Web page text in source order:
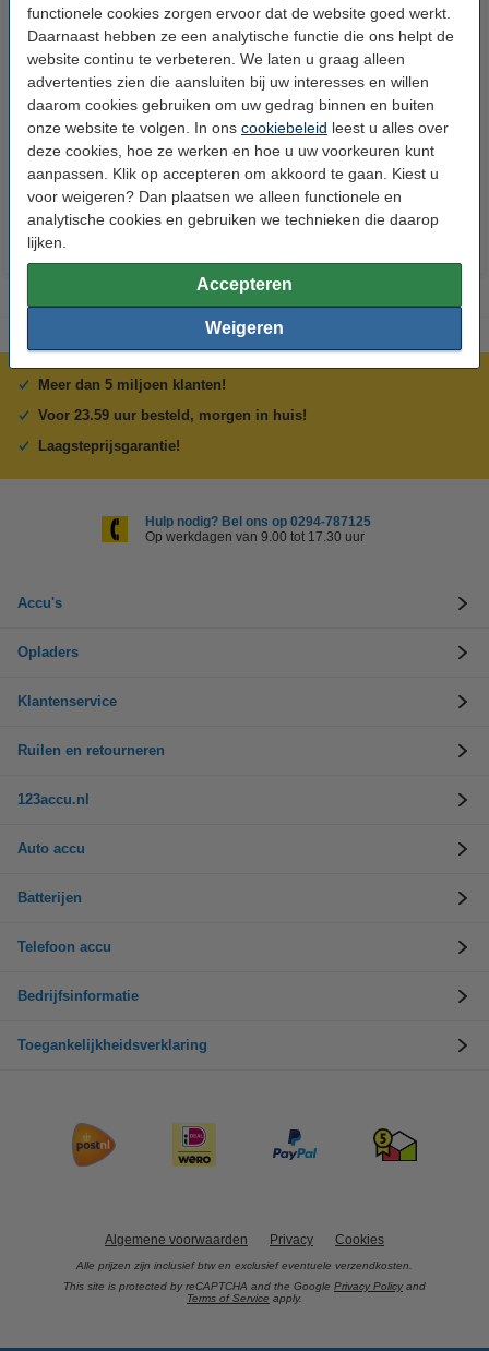
functionele cookies zorgen ervoor dat de website goed werkt.
Daarnaast hebben ze een analytische functie die ons helpt de
website continu te verbeteren. We laten u graag alleen
advertenties zien die aansluiten bij uw interesses en willen
daarom cookies gebruiken om uw gedrag binnen en buiten
onze website te volgen. In ons cookiebeleid leest u alles over
deze cookies, hoe ze werken en hoe u uw voorkeuren kunt
aanpassen. Klik op accepteren om akkoord te gaan. Kiest u
voor weigeren? Dan plaatsen we alleen functionele en
analytische cookies en gebruiken we technieken die daarop
lijken.
Accepteren
Weigeren
123accu Xtreme Power AAA /
MN2400 / LR03 alkaline batterij
€ 14,50 € 13,05
Inclusief 21%
BTW
123accu Xtreme Power
knoopcellen multipack
€ 5,95 € 5,36 Inclusief 21% BTW
Meer dan 5 miljoen klanten!
Voor 23.59 uur besteld, morgen in huis!
Laagsteprijsgarantie!
Hulp nodig? Bel ons op 0294-787125
Op werkdagen van 9.00 tot 17.30 uur
Accu's
Opladers
Klantenservice
Ruilen en retourneren
123accu.nl
Auto accu
Batterijen
Telefoon accu
Bedrijfsinformatie
Toegankelijkheidsverklaring
Algemene voorwaarden Privacy Cookies
Alle prijzen zijn inclusief btw en exclusief eventuele verzendkosten.
This site is protected by reCAPTCHA and the Google Privacy Policy and
Terms of Service apply.